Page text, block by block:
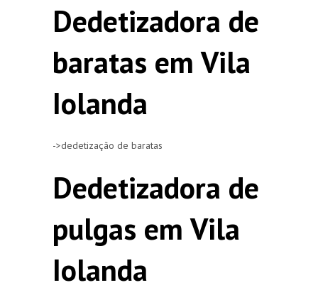
Dedetizadora de
baratas em Vila
Iolanda
->dedetização de baratas
Dedetizadora de
pulgas em Vila
Iolanda